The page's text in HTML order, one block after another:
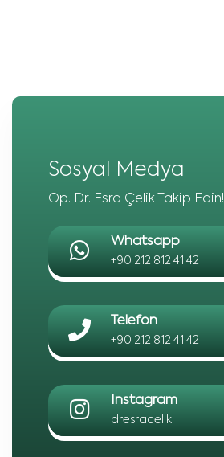
Sosyal Medya
Op. Dr. Esra Çelik Takip Edin!
Whatsapp
+90 212 812 41 42
Telefon
+90 212 812 41 42
Instagram
dresracelik